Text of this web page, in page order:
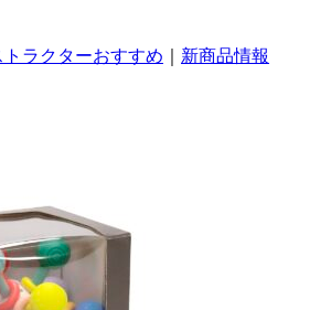
トラクターおすすめ 新商品情報